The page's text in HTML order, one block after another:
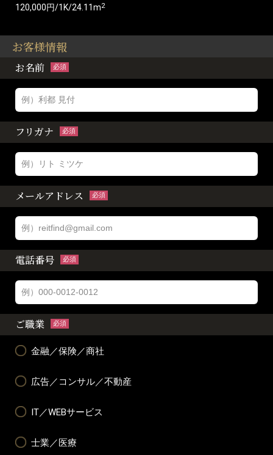
120,000円/1K/24.11m2
お客様情報
お名前 必須
フリガナ 必須
メールアドレス 必須
電話番号 必須
ご職業 必須
金融／保険／商社
広告／コンサル／不動産
IT／WEBサービス
士業／医療